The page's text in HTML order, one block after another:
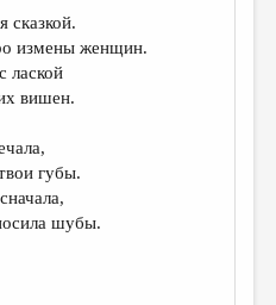
сказкой.
измены женщин.
лаской
вишен.
губы.
шубы.